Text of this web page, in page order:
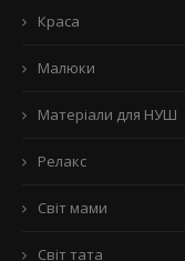
Краса
Малюки
Матеріали для НУШ
Релакс
Світ мами
Світ тата